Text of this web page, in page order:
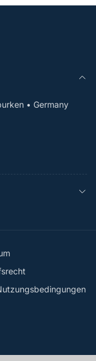
• Germany